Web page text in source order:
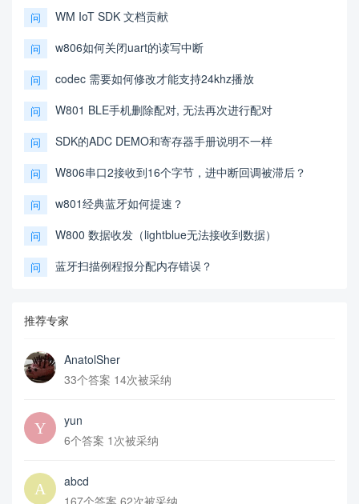
问 WM IoT SDK 文档贡献
问 w806如何关闭uart的读写中断
问 codec 需要如何修改才能支持24khz播放
问 W801 BLE手机删除配对, 无法再次进行配对
问 SDK的ADC DEMO和寄存器手册说明不一样
问 W806串口2接收到16个字节，进中断回调被滞后？
问 w801经典蓝牙如何提速？
问 W800 数据收发（lightblue无法接收到数据）
问 蓝牙扫描例程报分配内存错误？
推荐专家
AnatolSher
33个答案 14次被采纳
yun
6个答案 1次被采纳
abcd
167个答案 62次被采纳